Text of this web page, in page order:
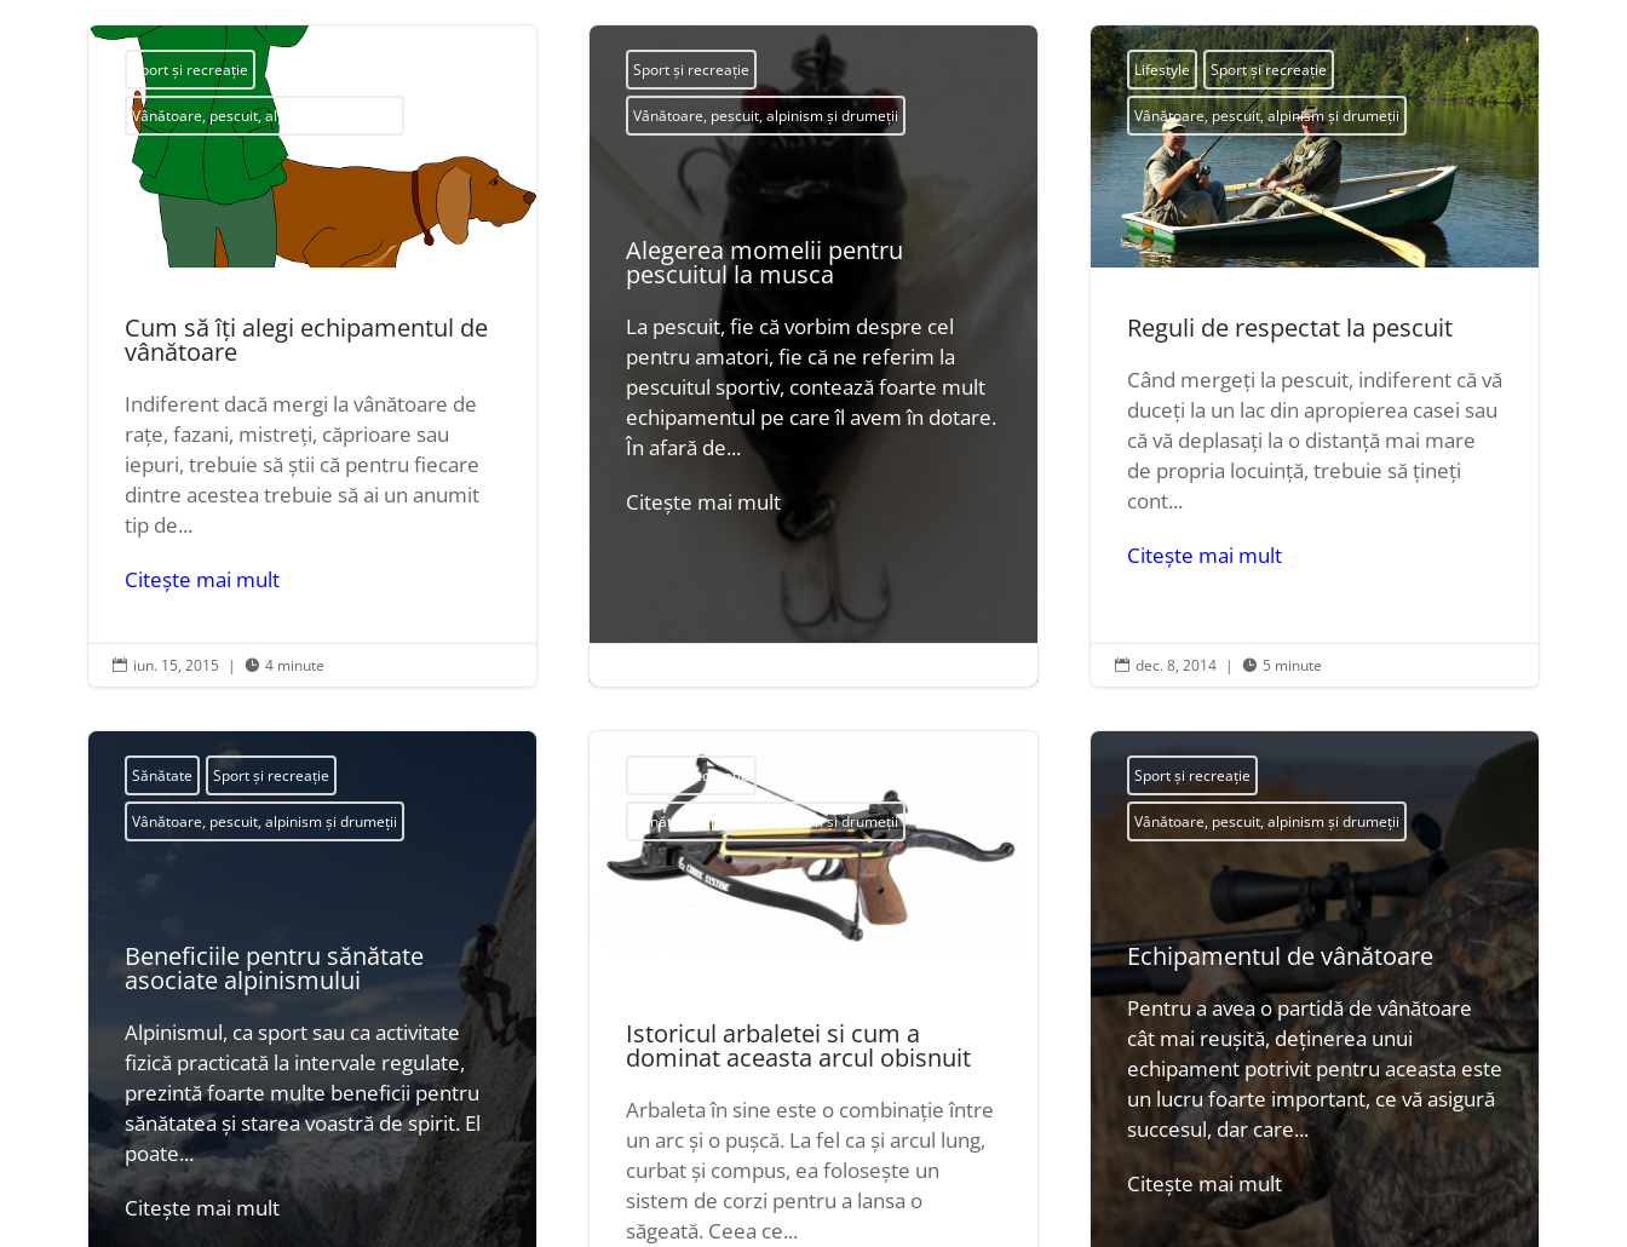
Sport și recreație
Vânătoare, pescuit, alpinism și drumeții
Cum să îți alegi echipamentul de
vânătoare
Indiferent dacă mergi la vânătoare de
rațe, fazani, mistreți, căprioare sau
iepuri, trebuie să știi că pentru fiecare
dintre acestea trebuie să ai un anumit
tip de...
Citește mai mult
 iun. 15, 2015 |  4 minute
Sport și recreație
Vânătoare, pescuit, alpinism și drumeții
Alegerea momelii pentru
pescuitul la musca
La pescuit, fie că vorbim despre cel
pentru amatori, fie că ne referim la
pescuitul sportiv, contează foarte mult
echipamentul pe care îl avem în dotare.
În afară de...
Citește mai mult
Lifestyle Sport și recreație
Vânătoare, pescuit, alpinism și drumeții
Reguli de respectat la pescuit
Când mergeți la pescuit, indiferent că vă
duceți la un lac din apropierea casei sau
că vă deplasați la o distanță mai mare
de propria locuință, trebuie să țineți
cont...
Citește mai mult
 dec. 8, 2014 |  5 minute
Sănătate Sport și recreație
Vânătoare, pescuit, alpinism și drumeții
Beneficiile pentru sănătate
asociate alpinismului
Alpinismul, ca sport sau ca activitate
fizică practicată la intervale regulate,
prezintă foarte multe beneficii pentru
sănătatea și starea voastră de spirit. El
poate...
Citește mai mult
Sport și recreație
Vânătoare, pescuit, alpinism și drumeții
Istoricul arbaletei si cum a
dominat aceasta arcul obisnuit
Arbaleta în sine este o combinație între
un arc și o pușcă. La fel ca și arcul lung,
curbat și compus, ea folosește un
sistem de corzi pentru a lansa o
săgeată. Ceea ce...
Sport și recreație
Vânătoare, pescuit, alpinism și drumeții
Echipamentul de vânătoare
Pentru a avea o partidă de vânătoare
cât mai reușită, deținerea unui
echipament potrivit pentru aceasta este
un lucru foarte important, ce vă asigură
succesul, dar care...
Citește mai mult